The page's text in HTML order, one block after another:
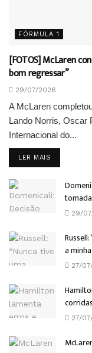
FÓRMULA 1
[FOTOS] McLaren
bom regressar”
29/07/2026
A McLaren
Lando Norris, Oscar
Internacional do...
LER MAIS
29/
a
27/
27/